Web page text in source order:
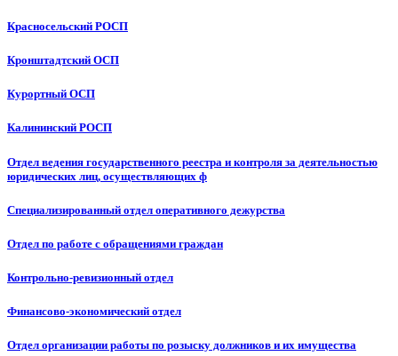
Красносельский РОСП
Кронштадтский ОСП
Курортный ОСП
Калининский РОСП
Отдел ведения государственного реестра и контроля за деятельностью
юридических лиц, осуществляющих ф
Специализированный отдел оперативного дежурства
Отдел по работе с обращениями граждан
Контрольно-ревизионный отдел
Финансово-экономический отдел
Отдел организации работы по розыску должников и их имущества